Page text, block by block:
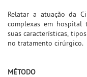
Relatar a atuação da
complexas em hospital
suas características,
no tratamento cirúrgico.
MÉTODO